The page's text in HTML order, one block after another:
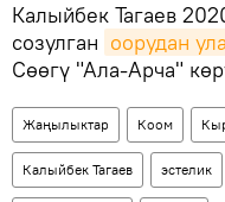
Калыйбек Тагаев
созулган оорудан
Сөөгү "Ала-Арча"
Жаңылыктар Коом
Калыйбек Тагаев эстелик